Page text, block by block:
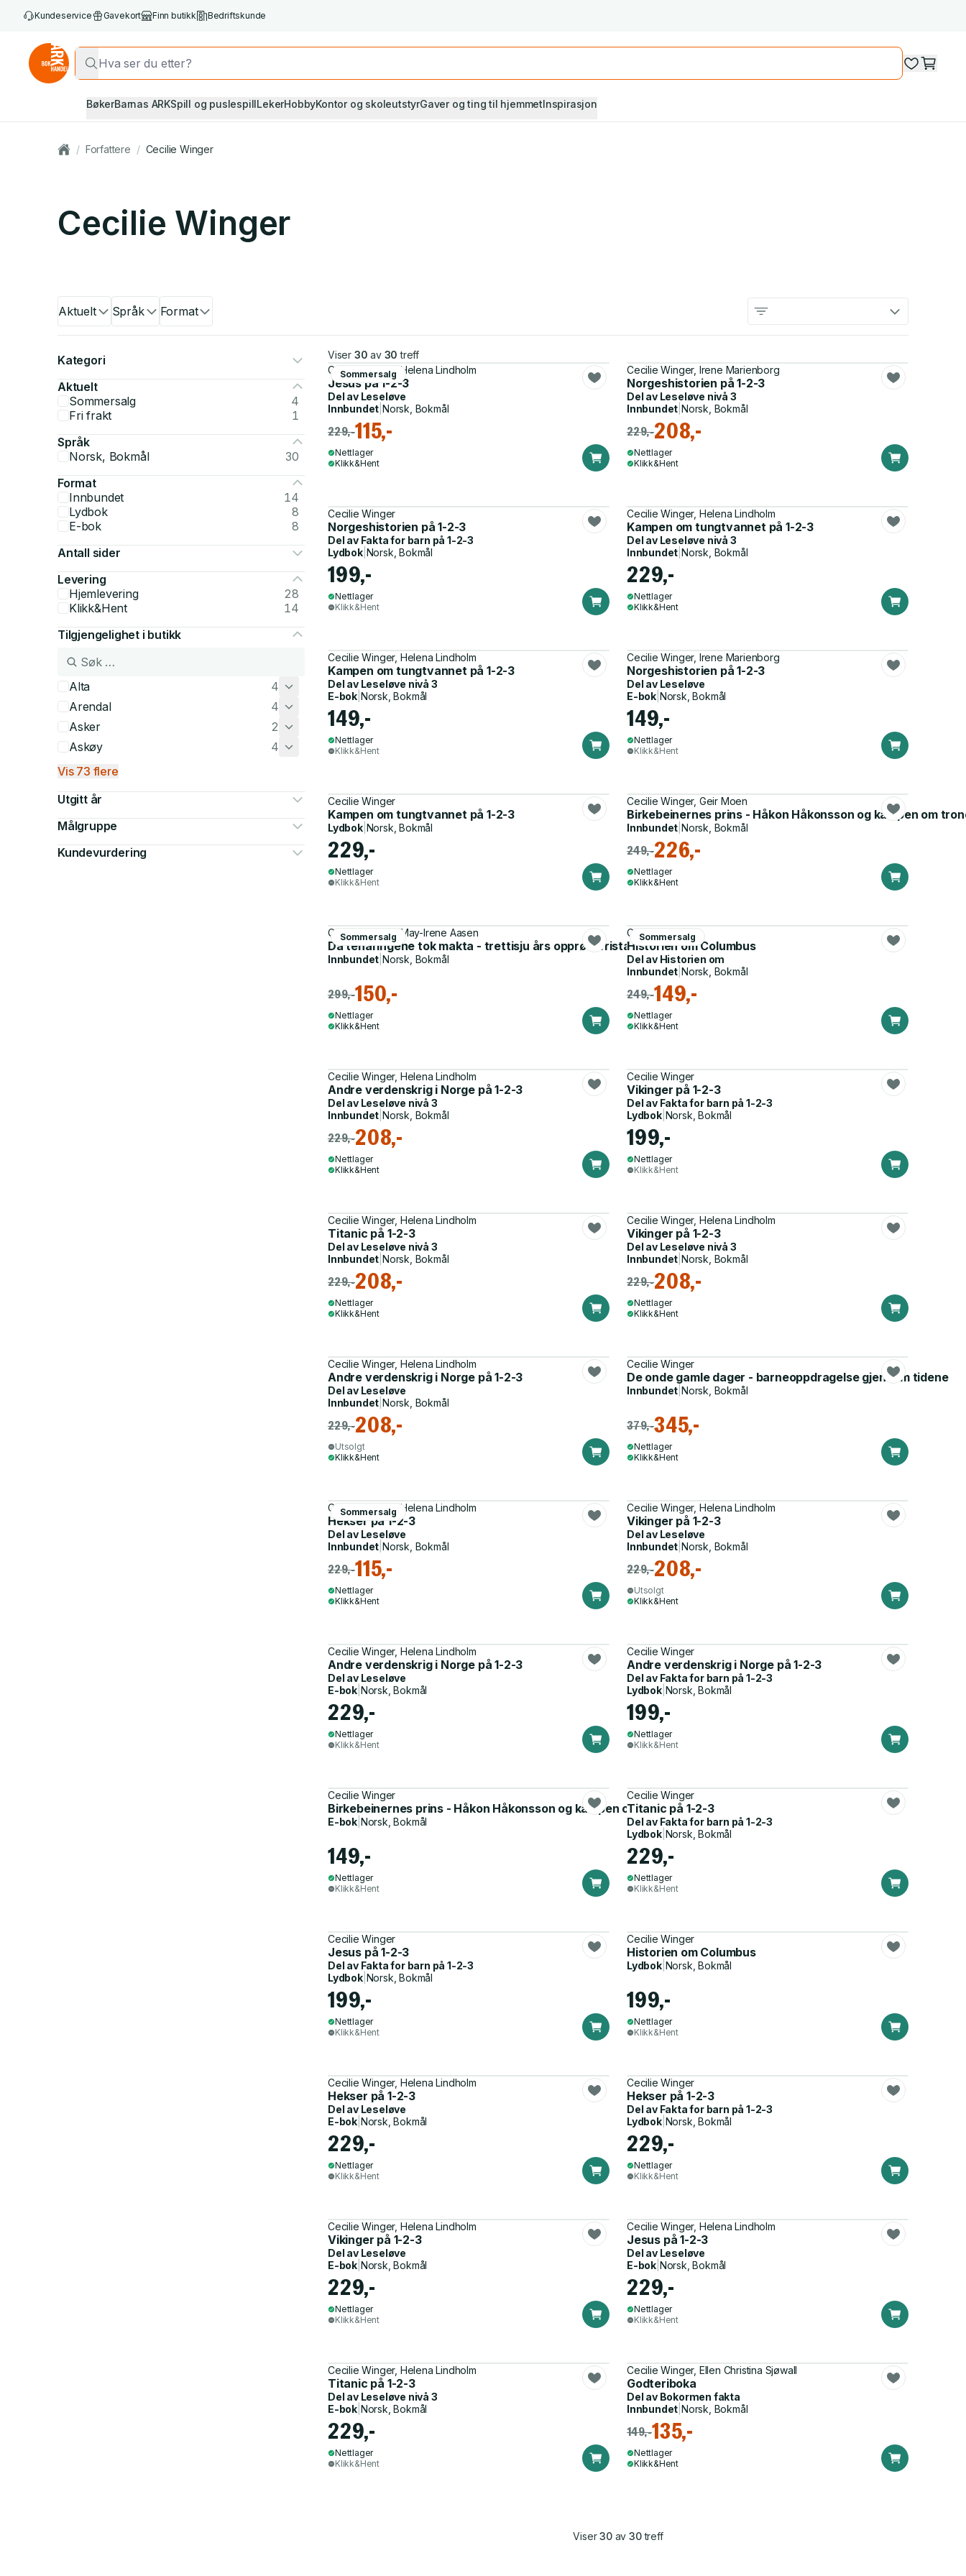
Kundeservice Gavekort Finn butikk Bedriftskunde
BøkerBarnas ARKSpill og puslespillLekerHobbyKontor og skoleutstyrGaver og ting til hjemmetInspirasjon
/ Forfattere / Cecilie Winger
Cecilie Winger
Aktuelt Språk Format
Kategori
Aktuelt
Sommersalg
4
Fri frakt
1
Språk
Norsk, Bokmål
30
Format
Innbundet
14
Lydbok
8
E-bok
8
Antall sider
Levering
Hjemlevering
28
Klikk&Hent
14
Tilgjengelighet i butikk
Alta
4
Arendal
4
Asker
2
Askøy
4
Vis 73 flere
Utgitt år
Målgruppe
Kundevurdering
Viser 30 av 30 treff
Sommersalg
Cecilie Winger, Helena Lindholm
Jesus på 1-2-3
Del av Leseløve
Innbundet |Norsk, Bokmål
229,-115,-
Nettlager
Klikk&Hent
Cecilie Winger, Irene Marienborg
Norgeshistorien på 1-2-3
Del av Leseløve nivå 3
Innbundet |Norsk, Bokmål
229,-208,-
Nettlager
Klikk&Hent
Cecilie Winger
Norgeshistorien på 1-2-3
Del av Fakta for barn på 1-2-3
Lydbok| Norsk, Bokmål
199,-
Nettlager
Klikk&Hent
Cecilie Winger, Helena Lindholm
Kampen om tungtvannet på 1-2-3
Del av Leseløve nivå 3
Innbundet |Norsk, Bokmål
229,-
Nettlager
Klikk&Hent
Cecilie Winger, Helena Lindholm
Kampen om tungtvannet på 1-2-3
Del av Leseløve nivå 3
E-bok Norsk, Bokmål
149,-
Nettlager
Klikk&Hent
Cecilie Winger, Irene Marienborg
Norgeshistorien på 1-2-3
Del av Leseløve
E-bok Norsk, Bokmål
149,-
Nettlager
Klikk&Hent
Cecilie Winger
Kampen om tungtvannet på 1-2-3
Lydbok| Norsk, Bokmål
229,-
Nettlager
Klikk&Hent
Cecilie Winger, Geir Moen
Birkebeinernes prins - Håkon Håkonsson og kampen om
Innbundet |Norsk, Bokmål
249,-226,-
Nettlager
Klikk&Hent
Sommersalg
Cecilie Winger, May-Irene Aasen
Da tenåringene tok makta - trettisju års opprør i fristaten Forsøksgym
Innbundet |Norsk, Bokmål
299,-150,-
Nettlager
Klikk&Hent
Sommersalg
Cecilie Winger
Historien om Columbus
Del av Historien om
Innbundet |Norsk, Bokmål
249,-149,-
Nettlager
Klikk&Hent
Cecilie Winger, Helena Lindholm
Andre verdenskrig i Norge på 1-2-3
Del av Leseløve nivå 3
Innbundet |Norsk, Bokmål
229,-208,-
Nettlager
Klikk&Hent
Cecilie Winger
Vikinger på 1-2-3
Del av Fakta for barn på 1-2-3
Lydbok| Norsk, Bokmål
199,-
Nettlager
Klikk&Hent
Cecilie Winger, Helena Lindholm
Titanic på 1-2-3
Del av Leseløve nivå 3
Innbundet |Norsk, Bokmål
229,-208,-
Nettlager
Klikk&Hent
Cecilie Winger, Helena Lindholm
Vikinger på 1-2-3
Del av Leseløve nivå 3
Innbundet |Norsk, Bokmål
229,-208,-
Nettlager
Klikk&Hent
Cecilie Winger, Helena Lindholm
Andre verdenskrig i Norge på 1-2-3
Del av Leseløve
Innbundet |Norsk, Bokmål
229,-208,-
Utsolgt
Klikk&Hent
Cecilie Winger
De onde gamle dager - barneoppdragelse gjennom tidene
Innbundet |Norsk, Bokmål
379,-345,-
Nettlager
Klikk&Hent
Sommersalg
Cecilie Winger, Helena Lindholm
Hekser på 1-2-3
Del av Leseløve
Innbundet |Norsk, Bokmål
229,-115,-
Nettlager
Klikk&Hent
Cecilie Winger, Helena Lindholm
Vikinger på 1-2-3
Del av Leseløve
Innbundet |Norsk, Bokmål
229,-208,-
Utsolgt
Klikk&Hent
Cecilie Winger, Helena Lindholm
Andre verdenskrig i Norge på 1-2-3
Del av Leseløve
E-bok Norsk, Bokmål
229,-
Nettlager
Klikk&Hent
Cecilie Winger
Andre verdenskrig i Norge på 1-2-3
Del av Fakta for barn på 1-2-3
Lydbok| Norsk, Bokmål
199,-
Nettlager
Klikk&Hent
Cecilie Winger
Birkebeinernes prins - Håkon Håkonsson og kampen om tronen : en fortelling
E-bok Norsk, Bokmål
149,-
Nettlager
Klikk&Hent
Cecilie Winger
Titanic på 1-2-3
Del av Fakta for barn på 1-2-3
Lydbok| Norsk, Bokmål
229,-
Nettlager
Klikk&Hent
Cecilie Winger
Jesus på 1-2-3
Del av Fakta for barn på 1-2-3
Lydbok| Norsk, Bokmål
199,-
Nettlager
Klikk&Hent
Cecilie Winger
Historien om Columbus
Lydbok| Norsk, Bokmål
199,-
Nettlager
Klikk&Hent
Cecilie Winger, Helena Lindholm
Hekser på 1-2-3
Del av Leseløve
E-bok Norsk, Bokmål
229,-
Nettlager
Klikk&Hent
Cecilie Winger
Hekser på 1-2-3
Del av Fakta for barn på 1-2-3
Lydbok| Norsk, Bokmål
229,-
Nettlager
Klikk&Hent
Cecilie Winger, Helena Lindholm
Vikinger på 1-2-3
Del av Leseløve
E-bok Norsk, Bokmål
229,-
Nettlager
Klikk&Hent
Cecilie Winger, Helena Lindholm
Jesus på 1-2-3
Del av Leseløve
E-bok Norsk, Bokmål
229,-
Nettlager
Klikk&Hent
Cecilie Winger, Helena Lindholm
Titanic på 1-2-3
Del av Leseløve nivå 3
E-bok Norsk, Bokmål
229,-
Nettlager
Klikk&Hent
Cecilie Winger, Ellen Christina Sjøwall
Godteriboka
Del av Bokormen fakta
Innbundet |Norsk, Bokmål
149,-135,-
Nettlager
Klikk&Hent
Viser30av 30treff